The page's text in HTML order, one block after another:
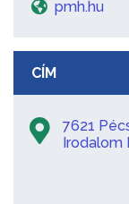
pmh.hu
CÍM
7621
Irodalom